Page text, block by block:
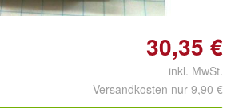
30,35 €
inkl. MwSt.
Versandkosten nur 9,90 €